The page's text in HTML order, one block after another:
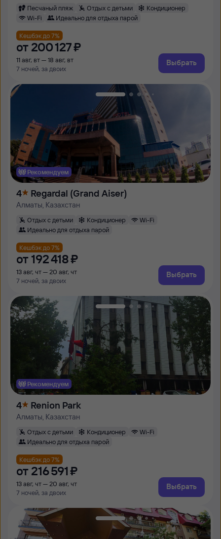
Песчаный пляж Отдых с детьми
Кондиционер
Wi-Fi
Идеально для отдыха парой
Кешбэк до 7%
от 200 ⁠127 ⁠₽
11 авг, вт — 18 авг, вт
7 ночей, за двоих
Выбрать
Рекомендуем
4 Regardal (Grand Aiser)
Алматы, Казахстан
Отдых с детьми Кондиционер
Wi-Fi
Идеально для отдыха парой
Кешбэк до 7%
от 192 ⁠418 ⁠₽
13 авг, чт — 20 авг, чт
7 ночей, за двоих
Выбрать
Рекомендуем
4 Renion Park
Алматы, Казахстан
Отдых с детьми Кондиционер
Wi-Fi
Идеально для отдыха парой
Кешбэк до 7%
от 216 ⁠591 ⁠₽
13 авг, чт — 20 авг, чт
7 ночей, за двоих
Выбрать